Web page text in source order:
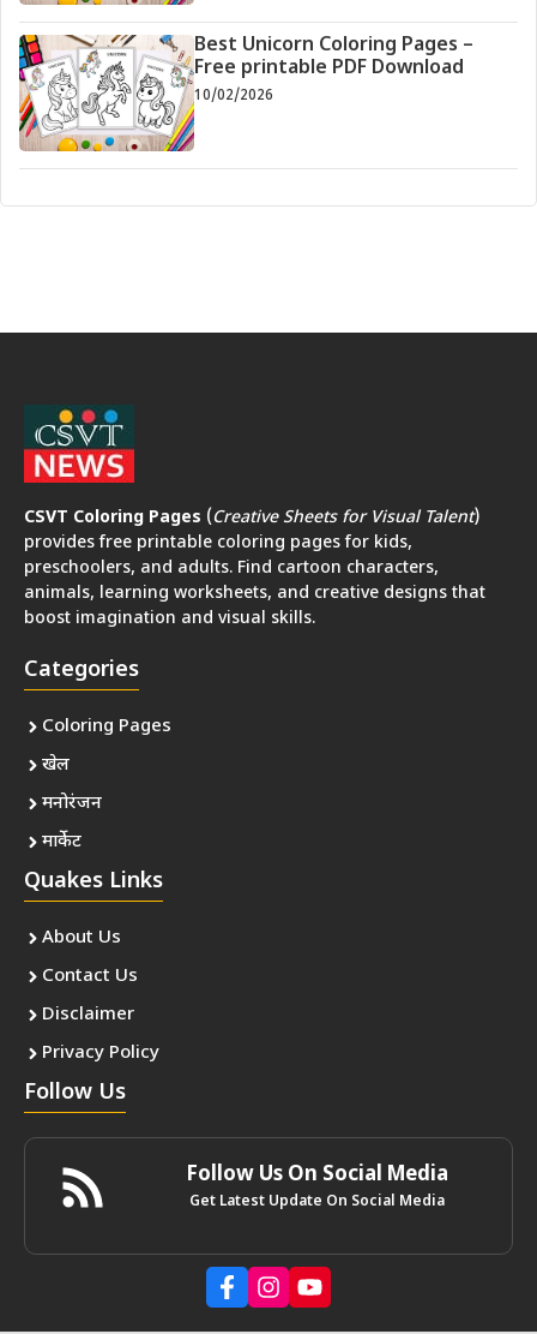
Best Unicorn Coloring Pages –
Free printable PDF Download
10/02/2026
CSVT Coloring Pages (Creative Sheets for Visual Talent)
provides free printable coloring pages for kids,
preschoolers, and adults. Find cartoon characters,
animals, learning worksheets, and creative designs that
boost imagination and visual skills.
Categories
Coloring Pages
खेल
मनोरंजन
मार्केट
Quakes Links
About Us
Contact Us
Disclaimer
Privacy Policy
Follow Us
Follow Us On Social Media
Get Latest Update On Social Media